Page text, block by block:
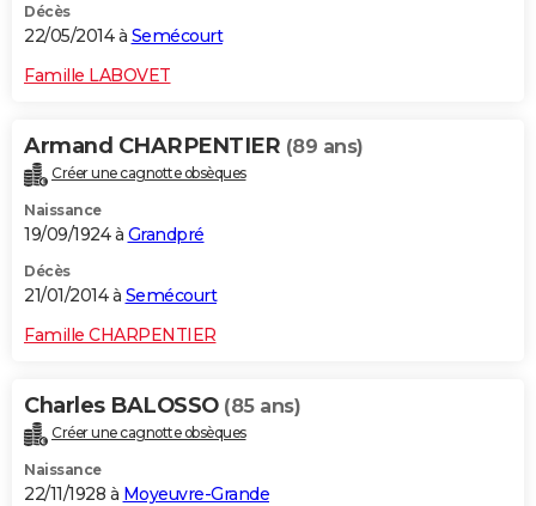
Décès
22/05/2014 à Semécourt
Famille LABOVET
Armand CHARPENTIER (89 ans)
Créer une cagnotte obsèques
Naissance
19/09/1924 à Grandpré
Décès
21/01/2014 à Semécourt
Famille CHARPENTIER
Charles BALOSSO (85 ans)
Créer une cagnotte obsèques
Naissance
22/11/1928 à Moyeuvre-Grande